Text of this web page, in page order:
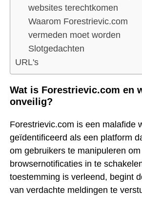
websites terechtkomen
Waarom Forestrievic.com
vermeden moet worden
Slotgedachten
URL's
Wat is Forestrievic.com en
onveilig?
Forestrievic.com is een malafide
geïdentificeerd als een platform
om gebruikers te manipuleren om
browsernotificaties in te
toestemming is verleend, begint
van verdachte meldingen te